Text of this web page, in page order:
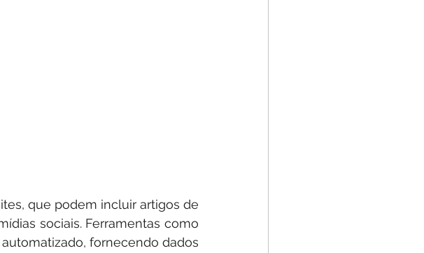
que podem incluir artigos de
sociais. Ferramentas como
fornecendo dados